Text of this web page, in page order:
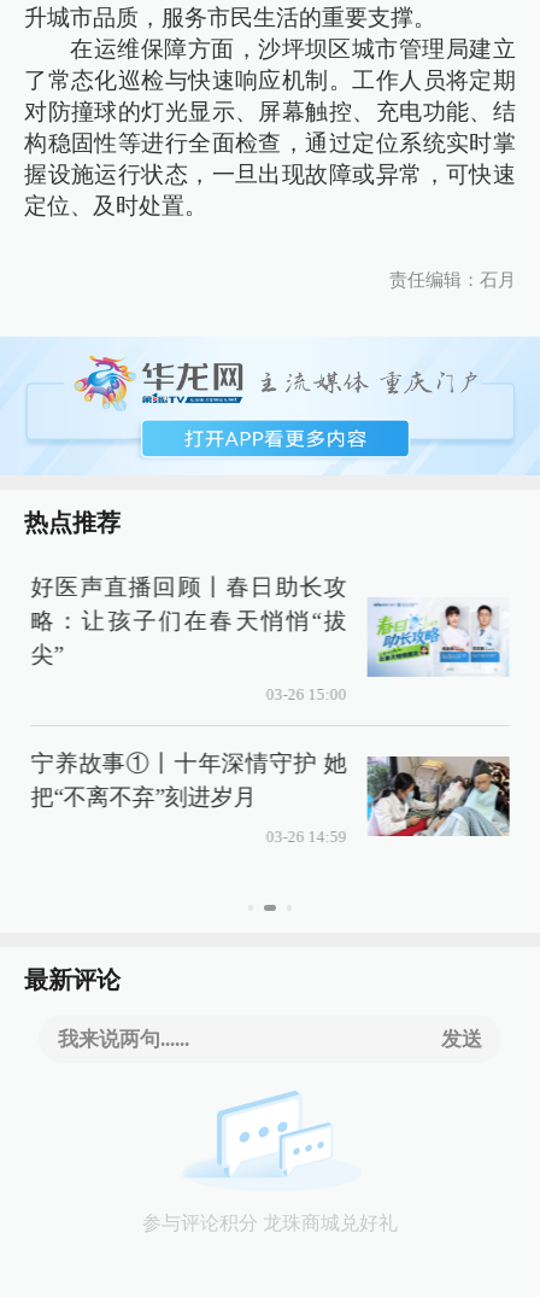
升城市品质，服务市民生活的重要支撑。
在运维保障方面，沙坪坝区城市管理局建立
了常态化巡检与快速响应机制。工作人员将定期
对防撞球的灯光显示、屏幕触控、充电功能、结
构稳固性等进行全面检查，通过定位系统实时掌
握设施运行状态，一旦出现故障或异常，可快速
定位、及时处置。
责任编辑：石月
热点推荐
好医声直播回顾丨春日助长攻
略：让孩子们在春天悄悄“拔
尖”
03-26 15:00
宁养故事①丨十年深情守护 她
把“不离不弃”刻进岁月
03-26 14:59
最新评论
我来说两句...... 发送
参与评论积分 龙珠商城兑好礼